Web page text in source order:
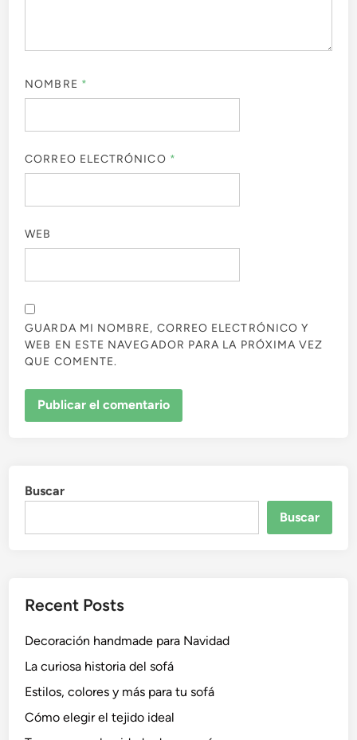
NOMBRE *
CORREO ELECTRÓNICO *
WEB
GUARDA MI NOMBRE, CORREO ELECTRÓNICO Y
WEB EN ESTE NAVEGADOR PARA LA PRÓXIMA VEZ
QUE COMENTE.
Buscar
Buscar
Recent Posts
Decoración handmade para Navidad
La curiosa historia del sofá
Estilos, colores y más para tu sofá
Cómo elegir el tejido ideal